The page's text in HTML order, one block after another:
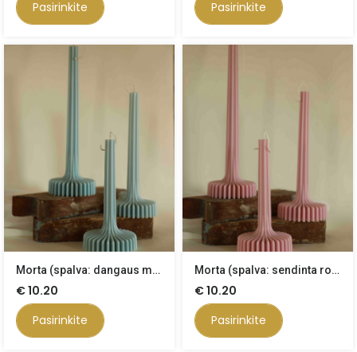
Pasirinkite
Pasirinkite
Morta (spalva: dangaus mėlyna)
€10.20
Pasirinkite
Morta (spalva: sendinta rožė)
€10.20
Pasirinkite